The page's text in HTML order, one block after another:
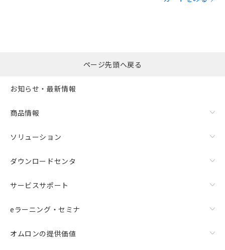
ページ先頭へ戻る
お知らせ・最新情報
商品情報
ソリューション
ダウンロードセンタ
サービスサポート
eラーニング・セミナ
オムロンの提供価値